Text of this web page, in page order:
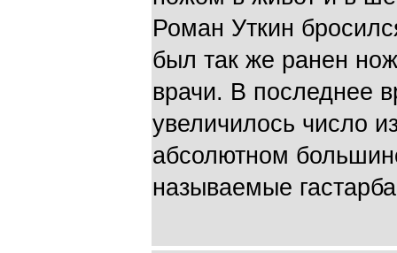
Роман Уткин
был так же ранен
врачи. В последнее
увеличилось число
абсолютном
называемые